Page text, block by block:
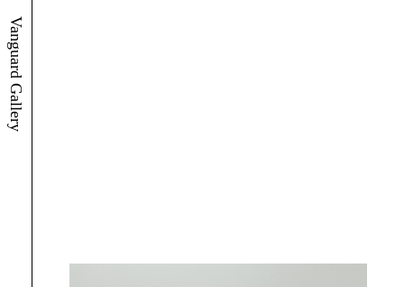
Vanguard Gallery